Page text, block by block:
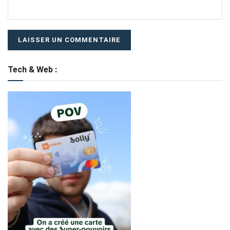
Tech & Web :